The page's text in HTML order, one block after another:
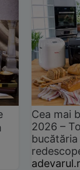
Cea mai
2026 –